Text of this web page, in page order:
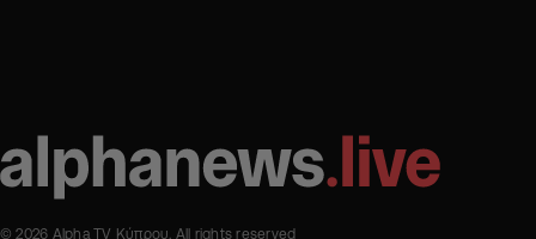
© 2026 Alpha TV Κύπρου. All rights reserved